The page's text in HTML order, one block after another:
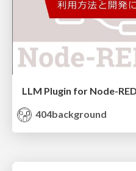
404background